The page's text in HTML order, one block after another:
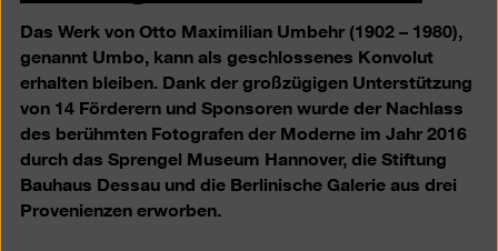
Das Werk von Otto Maximilian Umbehr (1902 – 1980),
genannt Umbo, kann als geschlossenes Konvolut
erhalten bleiben. Dank der großzügigen Unterstützung
von 14 Förderern und Sponsoren wurde der Nachlass
des berühmten Fotografen der Moderne im Jahr 2016
durch das Sprengel Museum Hannover, die Stiftung
Bauhaus Dessau und die Berlinische Galerie aus drei
Provenienzen erworben.